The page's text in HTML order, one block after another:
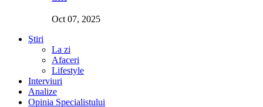
Oct 07, 2025
Ştiri
La zi
Afaceri
Lifestyle
Interviuri
Analize
Opinia Specialistului